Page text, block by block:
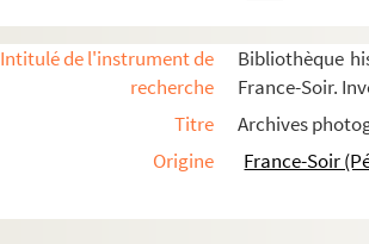
Intitulé de l'instrument de
recherche
Bibliothèque
France-Soir.
Titre
Archives
Origine
France-Soir
FSE-001175. Letourneur, Alfred
FSE-004536. Leullier, Jean
FSC-000673. Leulliot, Josette
FSC-000674. Leysen, Bart